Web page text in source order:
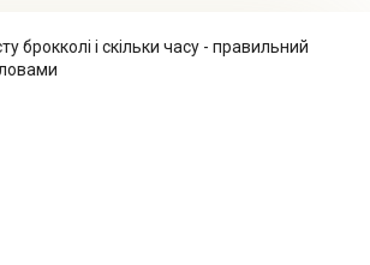
брокколі і скільки часу - правильний